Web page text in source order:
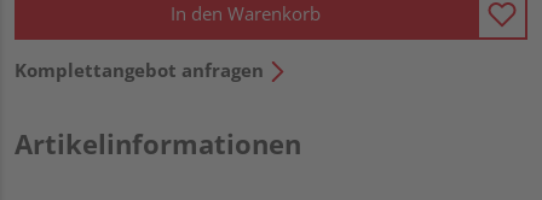
In den Warenkorb
Komplettangebot anfragen
Artikelinformationen